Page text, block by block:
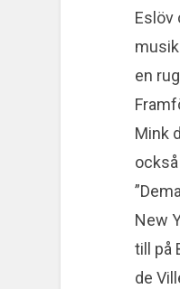
Eslöv
en
Mink
New
till på
de